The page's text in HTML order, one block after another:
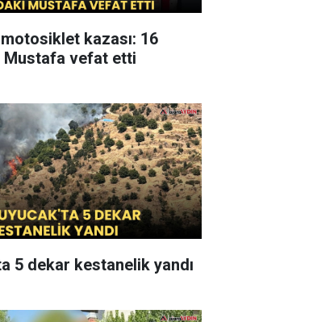
kazası: 16
Mustafa vefat etti
5 dekar kestanelik yandı